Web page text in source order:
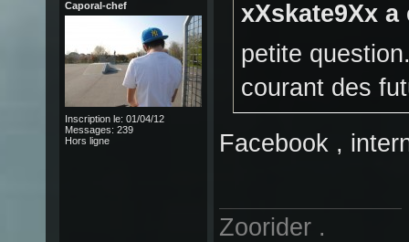
Caporal-chef
Inscription le: 01/04/12
Messages: 239
Hors ligne
xXskate9Xx a
petite
courant des
Facebook ,
Zoorider .